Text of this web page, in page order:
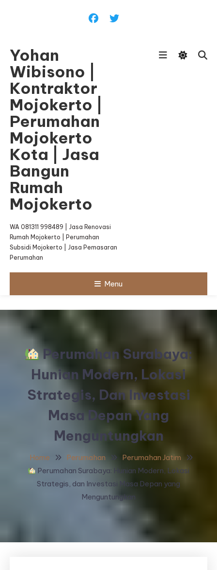
Yohan
Wibisono |
Kontraktor
Mojokerto |
Perumahan
Mojokerto
Kota | Jasa
Bangun
Rumah
Mojokerto
WA 081311 998489 | Jasa Renovasi
Rumah Mojokerto | Perumahan
Subsidi Mojokerto | Jasa Pemasaran
Perumahan
Menu
Perumahan Surabaya:
Hunian Modern, Lokasi
Strategis, Dan Investasi
Masa Depan Yang
Menguntungkan
Home Perumahan
Perumahan Jatim
Perumahan Surabaya: Hunian Modern, Lokasi
Strategis, dan Investasi Masa Depan yang
Menguntungkan